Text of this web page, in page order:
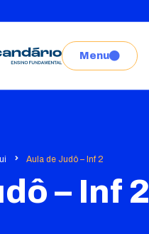
Menu
Aula de Judô – Inf 2
– Inf 2